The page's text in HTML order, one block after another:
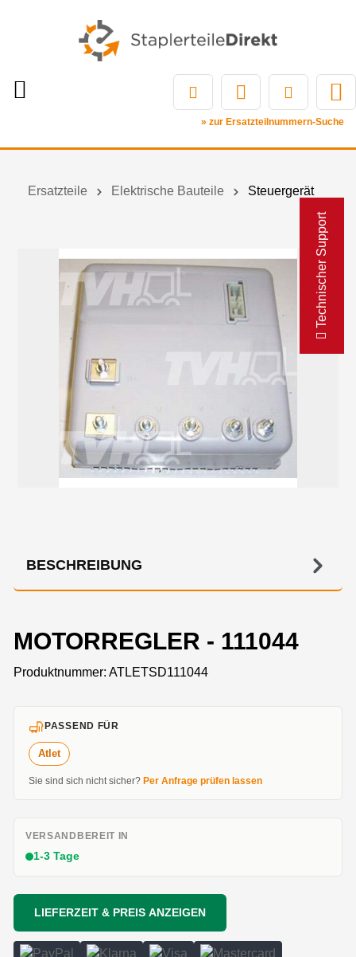
Technischer Support
» zur Ersatzteilnummern-Suche
Ersatzteile Elektrische Bauteile Steuergerät
BESCHREIBUNG
MOTORREGLER - 111044
Produktnummer: ATLETSD111044
PASSEND FÜR
Atlet
Sie sind sich nicht sicher? Per Anfrage prüfen lassen
VERSANDBEREIT IN
1-3 Tage
LIEFERZEIT & PREIS ANZEIGEN